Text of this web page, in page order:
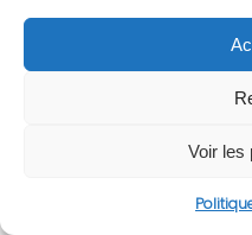
Voir les